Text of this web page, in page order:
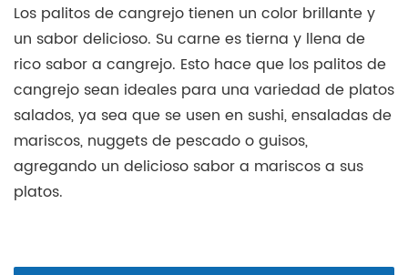
Los palitos de cangrejo tienen un color brillante y
un sabor delicioso. Su carne es tierna y llena de
rico sabor a cangrejo. Esto hace que los palitos de
cangrejo sean ideales para una variedad de platos
salados, ya sea que se usen en sushi, ensaladas de
mariscos, nuggets de pescado o guisos,
agregando un delicioso sabor a mariscos a sus
platos.